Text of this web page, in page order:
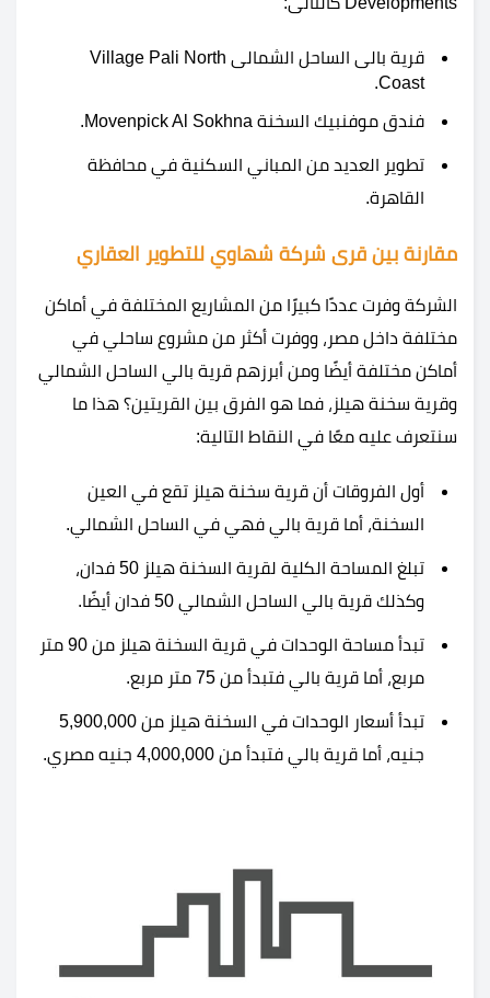
قرية بالى الساحل الشمالى Village Pali North
Coast.
فندق موفنبيك السخنة Movenpick Al Sokhna.
تطوير العديد من المباني السكنية في محافظة
القاهرة.
مقارنة بين قرى شركة شهاوي للتطوير العقاري
الشركة وفرت عددًا كبيرًا من المشاريع المختلفة في أماكن
مختلفة داخل مصر، ووفرت أكثر من مشروع ساحلي في
أماكن مختلفة أيضًا ومن أبرزهم قرية بالي الساحل الشمالي
وقرية سخنة هيلز، فما هو الفرق بين القريتين؟ هذا ما
سنتعرف عليه معًا في النقاط التالية:
أول الفروقات أن قرية سخنة هيلز تقع في العين
السخنة، أما قرية بالي فهي في الساحل الشمالي.
تبلغ المساحة الكلية لقرية السخنة هيلز 50 فدان،
وكذلك قرية بالي الساحل الشمالي 50 فدان أيضًا.
تبدأ مساحة الوحدات في قرية السخنة هيلز من 90 متر
مربع، أما قرية بالي فتبدأ من 75 متر مربع.
تبدأ أسعار الوحدات في السخنة هيلز من 5,900,000
جنيه، أما قرية بالي فتبدأ من 4,000,000 جنيه مصري.